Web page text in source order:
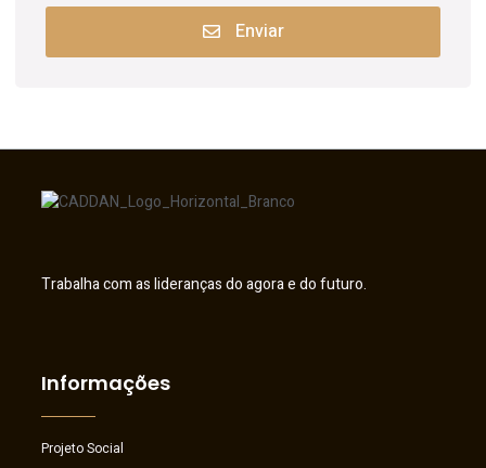
Enviar
Trabalha com as lideranças do agora e do futuro.
Informações
Projeto Social